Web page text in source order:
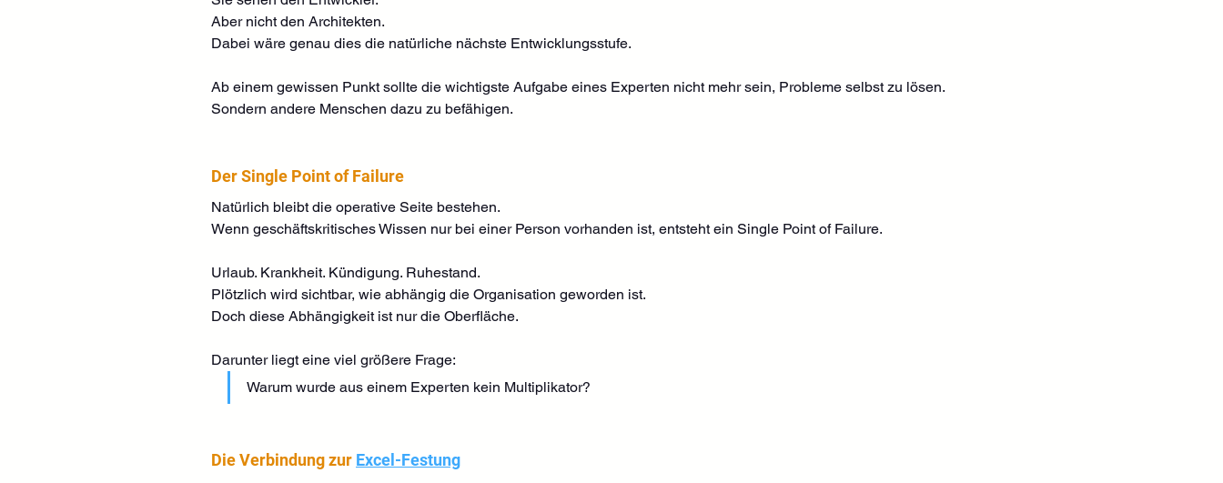
Aber nicht den Architekten.
Dabei wäre genau dies die natürliche nächste Entwicklungsstufe.
Ab einem gewissen Punkt sollte die wichtigste Aufgabe eines Experten nicht mehr sein, Probleme selbst zu lösen.
Sondern andere Menschen dazu zu befähigen.
Der Single Point of Failure
Natürlich bleibt die operative Seite bestehen.
Wenn geschäftskritisches Wissen nur bei einer Person vorhanden ist, entsteht ein Single Point of Failure.
Urlaub. Krankheit. Kündigung. Ruhestand.
Plötzlich wird sichtbar, wie abhängig die Organisation geworden ist.
Doch diese Abhängigkeit ist nur die Oberfläche.
Darunter liegt eine viel größere Frage:
Warum wurde aus einem Experten kein Multiplikator?
Die Verbindung zur Excel-Festung